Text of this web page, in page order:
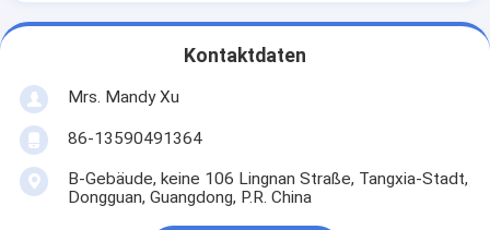
Kontaktdaten
Mrs. Mandy Xu
86-13590491364
B-Gebäude, keine 106 Lingnan Straße, Tangxia-Stadt,
Dongguan, Guangdong, P.R. China